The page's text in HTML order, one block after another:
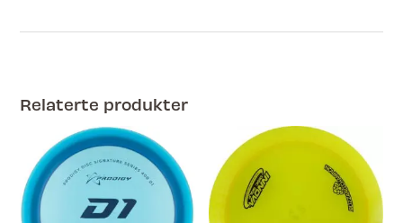
Relaterte produkter